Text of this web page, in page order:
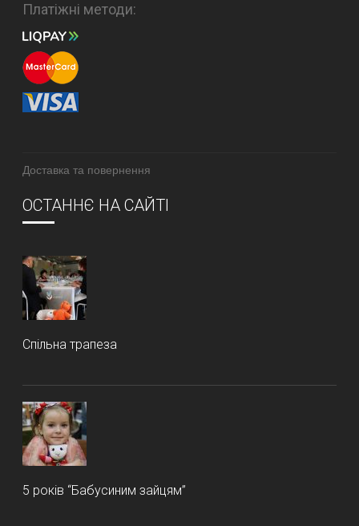
Платіжні методи:
Доставка та повернення
ОСТАННЄ НА САЙТІ
Спільна трапеза
5 років “Бабусиним зайцям”